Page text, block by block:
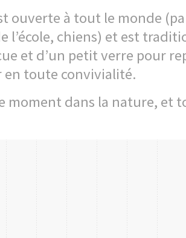
ouverte à tout le monde
l’école, chiens) et est
et d’un petit verre pour
en toute convivialité.
moment dans la nature, et